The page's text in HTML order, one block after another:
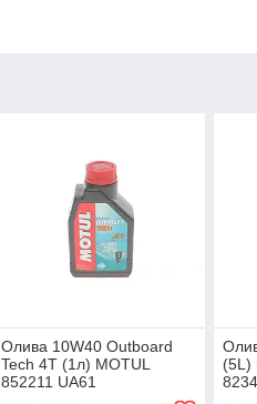
Олива 10W40 Outboard
Tech 4T (1л) MOTUL
852211 UA61
(5L)